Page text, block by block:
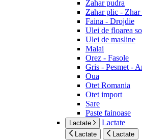
Zahar pudra
Zahar plic -
Faina - Drojdie
Ulei de floarea
Ulei de masline
Malai
Orez - Fasole
Gris - Pesmet -
Oua
Otet Romania
Otet import
Sare
Paste fainoase
Lactate Lactate
Lactate Lactate